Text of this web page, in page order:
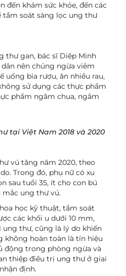
đến khám sức khỏe, đến các
tầm soát sàng lọc ung thư
thư gan, bác sĩ Diệp Minh
nên chủng ngừa viêm
uống bia rượu, ăn nhiều rau,
sử dụng các thực phẩm
phẩm ngâm chua, ngâm
tại Việt Nam 2018 và 2020
vú tăng năm 2020, theo
Trong đó, phụ nữ có xu
sau tuổi 35, ít cho con bú
ung thư vú.
học kỹ thuật, tầm soát
các khối u dưới 10 mm,
thư, cũng là lý do khiến
không hoàn toàn là tín hiệu
động trong phòng ngừa và
thiệp điều trị ung thư ở giai
định.